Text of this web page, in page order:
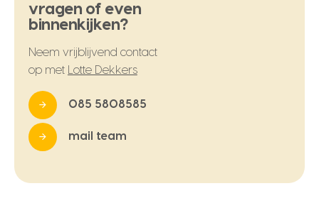
vragen of even
binnenkijken?
Neem vrijblijvend contact
op met
Lotte Dekkers
085 5808585
mail team